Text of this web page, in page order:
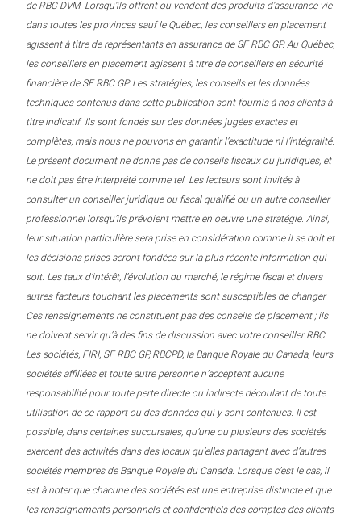
de RBC DVM. Lorsqu’ils offrent ou vendent des produits d’assurance vie
dans toutes les provinces sauf le Québec, les conseillers en placement
agissent à titre de représentants en assurance de SF RBC GP. Au Québec,
les conseillers en placement agissent à titre de conseillers en sécurité
financière de SF RBC GP. Les stratégies, les conseils et les données
techniques contenus dans cette publication sont fournis à nos clients à
titre indicatif. Ils sont fondés sur des données jugées exactes et
complètes, mais nous ne pouvons en garantir l’exactitude ni l’intégralité.
Le présent document ne donne pas de conseils fiscaux ou juridiques, et
ne doit pas être interprété comme tel. Les lecteurs sont invités à
consulter un conseiller juridique ou fiscal qualifié ou un autre conseiller
professionnel lorsqu’ils prévoient mettre en oeuvre une stratégie. Ainsi,
leur situation particulière sera prise en considération comme il se doit et
les décisions prises seront fondées sur la plus récente information qui
soit. Les taux d’intérêt, l’évolution du marché, le régime fiscal et divers
autres facteurs touchant les placements sont susceptibles de changer.
Ces renseignements ne constituent pas des conseils de placement ; ils
ne doivent servir qu’à des fins de discussion avec votre conseiller RBC.
Les sociétés, FIRI, SF RBC GP, RBCPD, la Banque Royale du Canada, leurs
sociétés affiliées et toute autre personne n’acceptent aucune
responsabilité pour toute perte directe ou indirecte découlant de toute
utilisation de ce rapport ou des données qui y sont contenues. Il est
possible, dans certaines succursales, qu’une ou plusieurs des sociétés
exercent des activités dans des locaux qu’elles partagent avec d’autres
sociétés membres de Banque Royale du Canada. Lorsque c’est le cas, il
est à noter que chacune des sociétés est une entreprise distincte et que
les renseignements personnels et confidentiels des comptes des clients